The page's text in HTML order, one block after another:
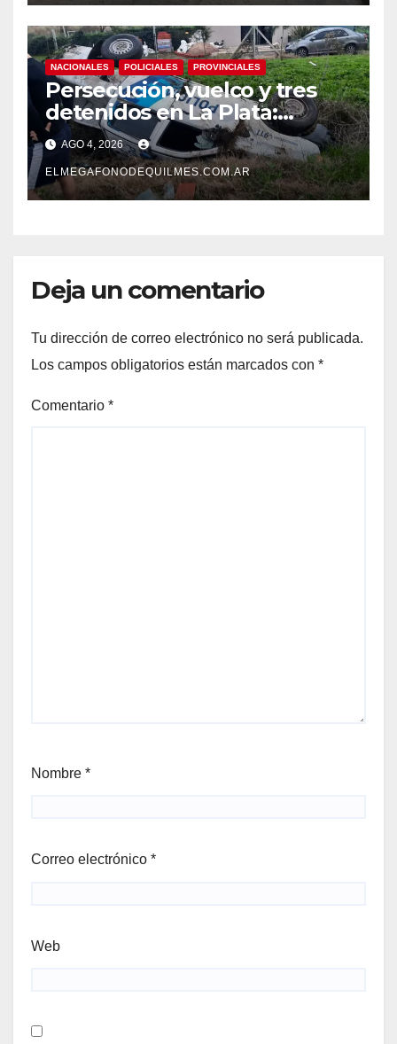
NACIONALES POLICIALES PROVINCIALES
Persecución, vuelco y tres
detenidos en La Plata:
recuperaron motos robadas
tras un operativo policial
AGO 4, 2026
ELMEGAFONODEQUILMES.COM.AR
Deja un comentario
Tu dirección de correo electrónico no será publicada.
Los campos obligatorios están marcados con *
Comentario *
Nombre *
Correo electrónico *
Web